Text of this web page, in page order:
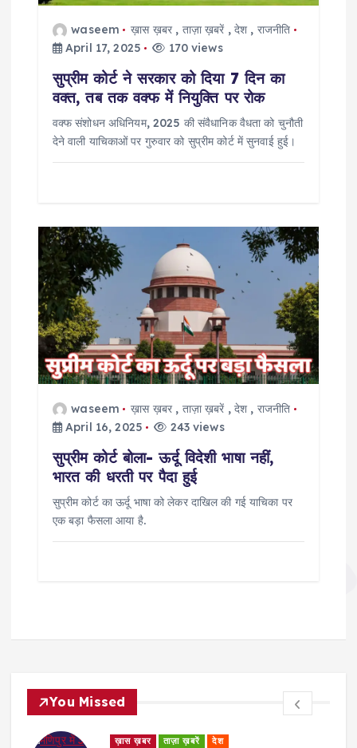
waseem ख़ास ख़बर , ताज़ा ख़बरें , देश , राजनीति
April 17, 2025
170 views
सुप्रीम कोर्ट ने सरकार को दिया 7 दिन का
वक्त, तब तक वक्फ में नियुक्ति पर रोक
वक्फ संशोधन अधिनियम, 2025 की संवैधानिक वैधता को चुनौती
देने वाली याचिकाओं पर गुरुवार को सुप्रीम कोर्ट में सुनवाई हुई।
waseem ख़ास ख़बर , ताज़ा ख़बरें , देश , राजनीति
April 16, 2025
243 views
सुप्रीम कोर्ट बोला- ऊर्दू विदेशी भाषा नहीं,
भारत की धरती पर पैदा हुई
सुप्रीम कोर्ट का ऊर्दू भाषा को लेकर दाखिल की गई याचिका पर
एक बड़ा फैसला आया है.
You Missed
ख़ास ख़बर ताज़ा ख़बरें देश